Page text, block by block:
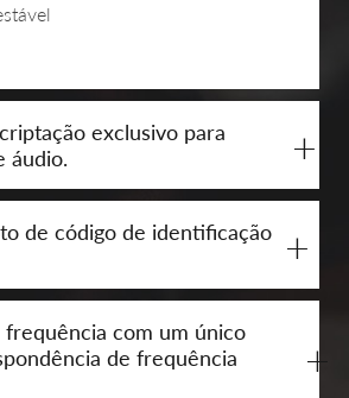
exclusivo para
áudio.
+
de código de identificação +
com um único
de frequência
+